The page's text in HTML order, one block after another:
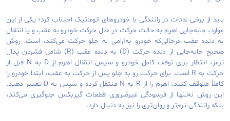
باید از برخی عادات در رانندگی با خودروهای اتوماتیک اجتناب کرد؛ یکی از این
موارد، جابه‌جایی اهرم به حالت حرکت در حال حرکت خودرو به عقب و یا انتقال
به دنده عقب درحالی‌که خودرو به‌آرامی به جلو حرکت می‌کند، است. روش
صحیح جابه‌جایی از دنده حرکت (D) به دنده عقب (R) شامل فشردن پدال
ترمز، انتظار برای توقف کامل خودرو و سپس انتقال اهرم از D به N قبل از
حرکت به R است. برای حرکت رو به جلو پس از حرکت به عقب، ابتدا خودرو را
کاملاً متوقف کنید، اهرم را از R به N منتقل کرده و سپس به D تغییر دهید.
این روش نه‌تنها از فرسودگی غیرضروری قطعات گیربکس جلوگیری می‌کند،
بلکه رانندگی نرم‌تر و روان‌تری را نیز به دنبال دارد.